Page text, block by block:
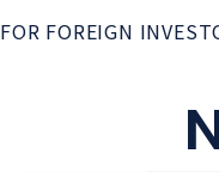
FOR FOREIGN